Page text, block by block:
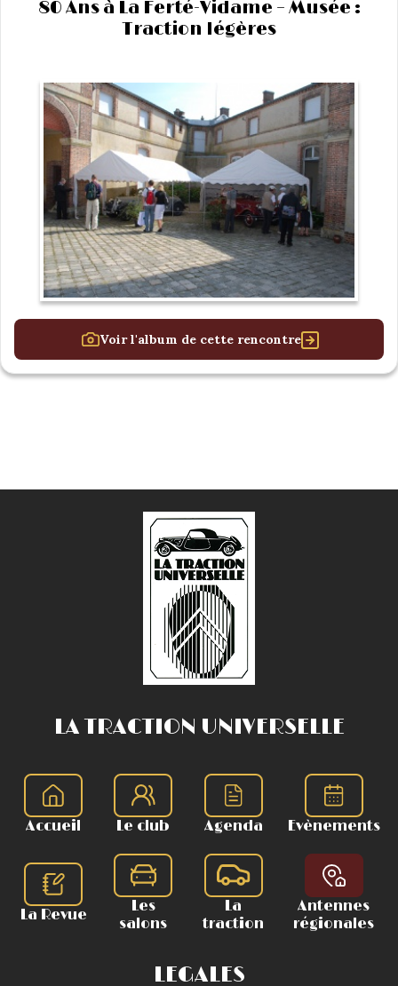
80 Ans à La Ferté-Vidame – Musée :
Traction légères
Voir l'album de cette rencontre
LA TRACTION UNIVERSELLE
Accueil Le club Agenda Evènements
La Revue
Les
salons
La
traction
Antennes
régionales
LEGALES